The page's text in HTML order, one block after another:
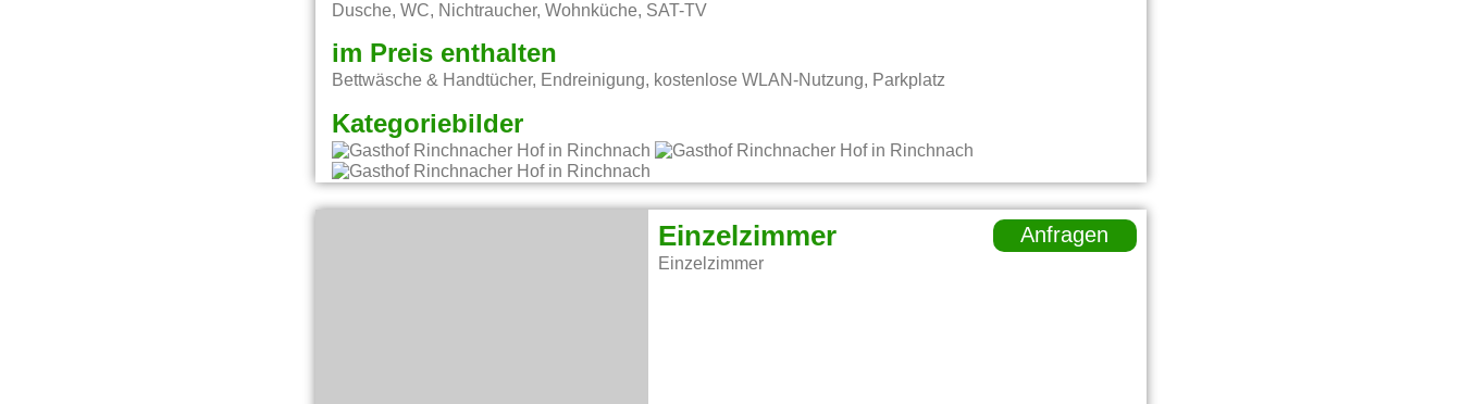
Dusche, WC, Nichtraucher, Wohnküche, SAT-TV
im Preis enthalten
Bettwäsche & Handtücher, Endreinigung, kostenlose WLAN-Nutzung, Parkplatz
Kategoriebilder
Einzelzimmer
Einzelzimmer
Anfragen